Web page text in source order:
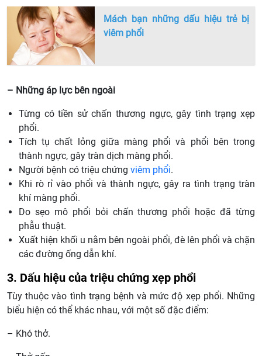
Mách bạn những dấu hiệu trẻ bị
viêm phổi
– Những áp lực bên ngoài
Từng có tiền sử chấn thương ngực, gây tình trạng xẹp
phổi.
Tích tụ chất lỏng giữa màng phổi và phổi bên trong
thành ngực, gây tràn dịch màng phổi.
Người bệnh có triệu chứng viêm phổi.
Khi rò rỉ vào phổi và thành ngực, gây ra tình trạng tràn
khí màng phổi.
Do sẹo mô phổi bỏi chấn thương phổi hoặc đã từng
phẫu thuật.
Xuất hiện khối u nằm bên ngoài phổi, đè lên phổi và chặn
các đường ống dẫn khí.
3. Dấu hiệu của triệu chứng xẹp phổi
Tùy thuộc vào tình trạng bệnh và mức độ xẹp phổi. Những
biểu hiện có thể khác nhau, với một số đặc điểm:
– Khó thở.